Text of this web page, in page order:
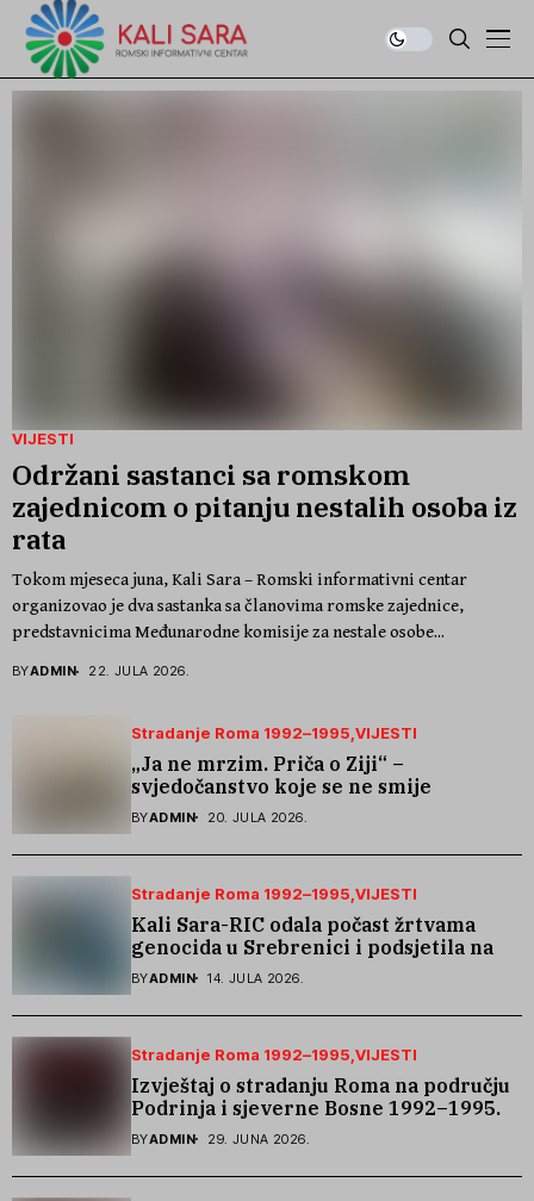
VIJESTI
Održani sastanci sa romskom
zajednicom o pitanju nestalih osoba iz
rata
Tokom mjeseca juna, Kali Sara – Romski informativni centar
organizovao je dva sastanka sa članovima romske zajednice,
predstavnicima Međunarodne komisije za nestale osobe...
BYADMIN 22. JULA 2026.
Stradanje Roma 1992–1995 VIJESTI
„Ja ne mrzim. Priča o Ziji“ –
svjedočanstvo koje se ne smije
zaboraviti
BYADMIN 20. JULA 2026.
Stradanje Roma 1992–1995 VIJESTI
Kali Sara-RIC odala počast žrtvama
genocida u Srebrenici i podsjetila na
stradanje Roma iz Skočića
BYADMIN 14. JULA 2026.
Stradanje Roma 1992–1995 VIJESTI
Izvještaj o stradanju Roma na području
Podrinja i sjeverne Bosne 1992–1995.
godine
BYADMIN 29. JUNA 2026.